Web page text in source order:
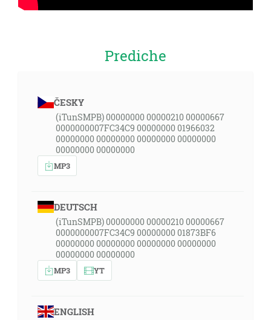
Prediche
ČESKY
(iTunSMPB) 00000000 00000210 00000667
0000000007FC34C9 00000000 01966032
00000000 00000000 00000000 00000000
00000000 00000000
MP3
DEUTSCH
(iTunSMPB) 00000000 00000210 00000667
0000000007FC34C9 00000000 01873BF6
00000000 00000000 00000000 00000000
00000000 00000000
MP3 YT
ENGLISH